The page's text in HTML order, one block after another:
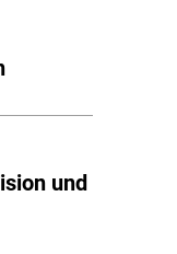
und